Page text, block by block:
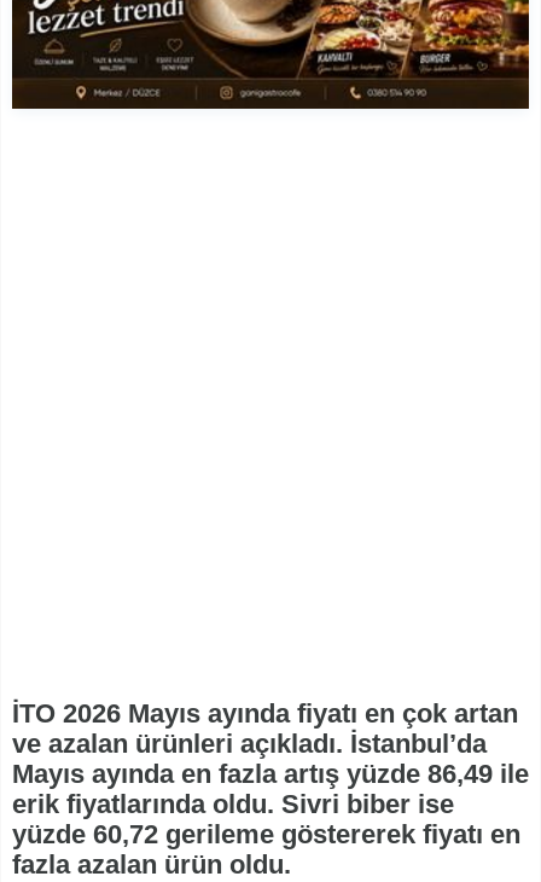
İTO 2026 Mayıs ayında fiyatı en çok artan
ve azalan ürünleri açıkladı. İstanbul’da
Mayıs ayında en fazla artış yüzde 86,49 ile
erik fiyatlarında oldu. Sivri biber ise
yüzde 60,72 gerileme göstererek fiyatı en
fazla azalan ürün oldu.